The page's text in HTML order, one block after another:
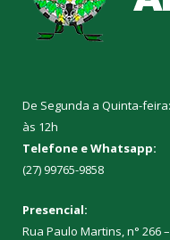
De Segunda a Quinta-
às 12h
Telefone e Whatsapp:
(27) 99765-9858
Presencial:
Rua Paulo Martins, n° 266